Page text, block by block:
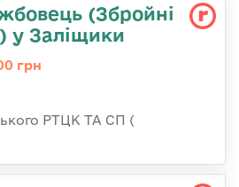
(Збройні
у Заліщики
грн
РТЦК ТА СП (